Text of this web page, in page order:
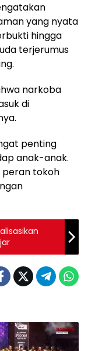
yang nyata
hingga
terjerumus
narkoba
di
penting
anak-anak.
peran tokoh